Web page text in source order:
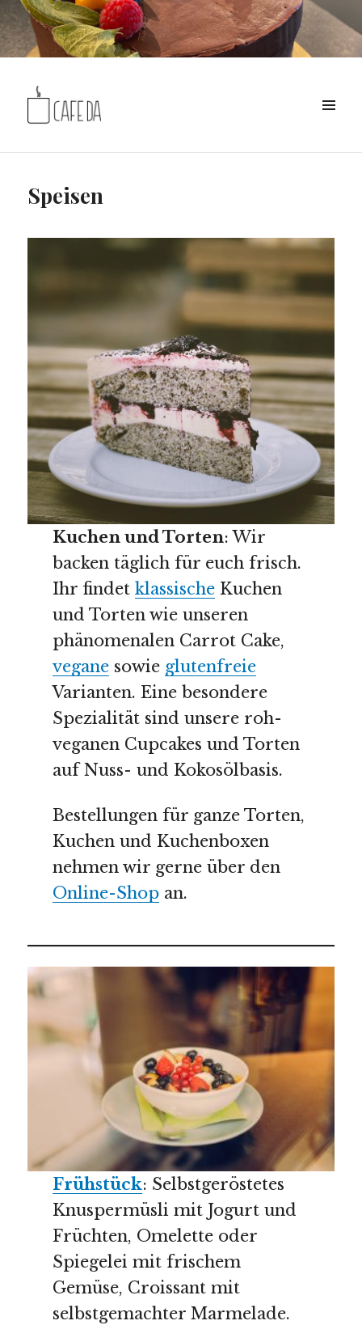
Speisen
Kuchen und Torten: Wir
backen täglich für euch frisch.
Ihr findet klassischeKuchen
und Torten wie unseren
phänomenalen Carrot Cake,
veganesowie glutenfreie
Varianten. Eine besondere
Spezialität sind unsere roh-
veganen Cupcakes und Torten
auf Nuss- und Kokosölbasis.
Bestellungen für ganze Torten,
Kuchen und Kuchenboxen
nehmen wir gerne über den
Online-Shopan.
Frühstück: Selbstgeröstetes
Knuspermüsli mit Jogurt und
Früchten, Omelette oder
Spiegelei mit frischem
Gemüse, Croissant mit
selbstgemachter Marmelade.